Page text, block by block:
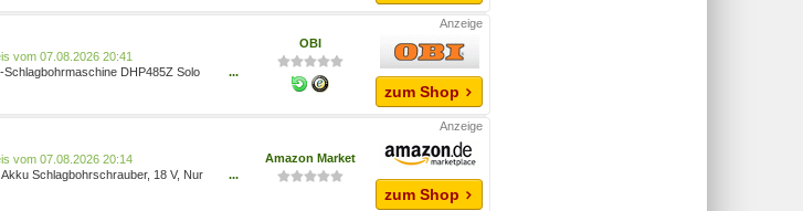
vom 07.08.2026 20:41
Schlagbohrmaschine DHP485Z Solo
...
OBI
zum Shop
vom 07.08.2026 20:14
Schlagbohrschrauber, 18 V, Nur
...
Amazon Market
zum Shop